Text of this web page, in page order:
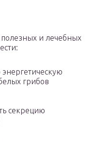
и лечебных
грибов
секрецию